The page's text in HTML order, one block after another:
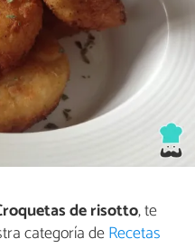
de risotto, te
categoría deRecetas